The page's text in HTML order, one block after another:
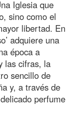
Iglesia que
sino como el
libertad. En
adquiere una
época a
las cifras, la
sencillo de
y, a través de
perfume